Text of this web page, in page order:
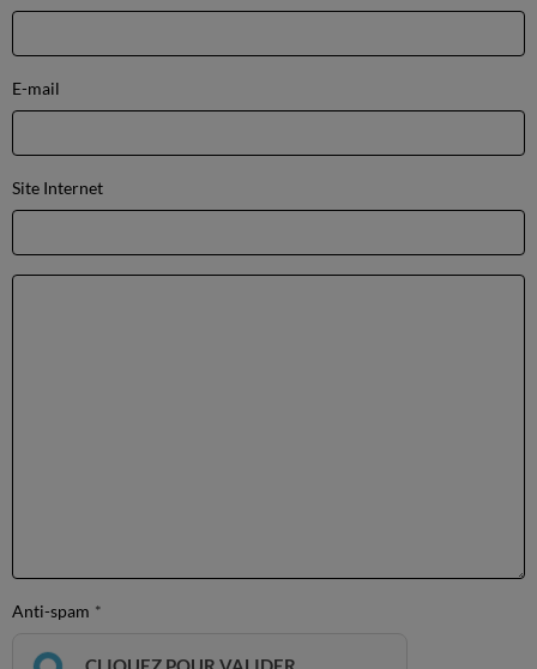
E-mail
Site Internet
Anti-spam